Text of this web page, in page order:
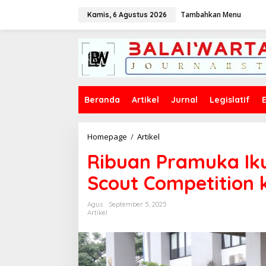
Kamis, 6 Agustus 2026 Tambahkan Menu
Beranda Artikel Jurnal Legislatif
Homepage / Artikel
b
a
n
P
m
Ribuan Pramuka
Scout Competition
Agus
September 5, 2025
Artikel